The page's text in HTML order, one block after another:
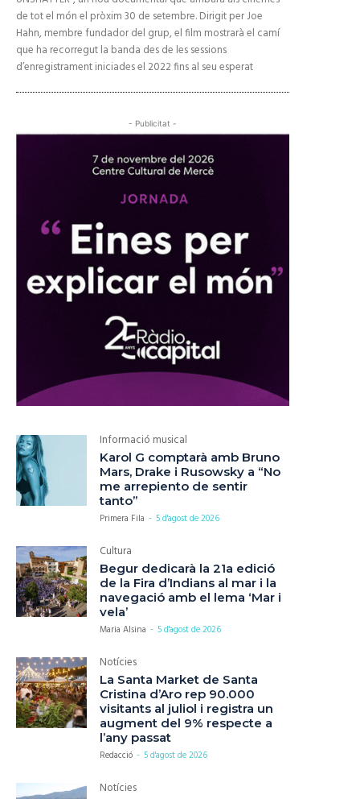
de tot el món el pròxim 30 de setembre. Dirigit per Joe
Hahn, membre fundador del grup, el film mostrarà el camí
que ha recorregut la banda des de les sessions
d’enregistrament iniciades el 2022 fins al seu esperat
- Publicitat -
Informació musical
Karol G comptarà amb Bruno
Mars, Drake i Rusowsky a “No
me arrepiento de sentir
tanto”
Primera Fila - 5 d'agost de 2026
Cultura
Begur dedicarà la 21a edició
de la Fira d’Indians al mar i la
navegació amb el lema ‘Mar i
vela’
Maria Alsina - 5 d'agost de 2026
Notícies
La Santa Market de Santa
Cristina d’Aro rep 90.000
visitants al juliol i registra un
augment del 9% respecte a
l’any passat
Redacció - 5 d'agost de 2026
Notícies